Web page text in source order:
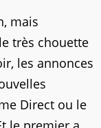
mais
très chouette
les annonces
Direct ou le